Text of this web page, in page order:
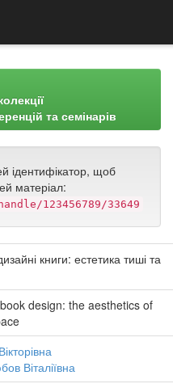
та семінарів
ідентифікатор, щоб
матеріал:
123456789/33649
книги: естетика тиші та
design: the aesthetics of
Віталіївна